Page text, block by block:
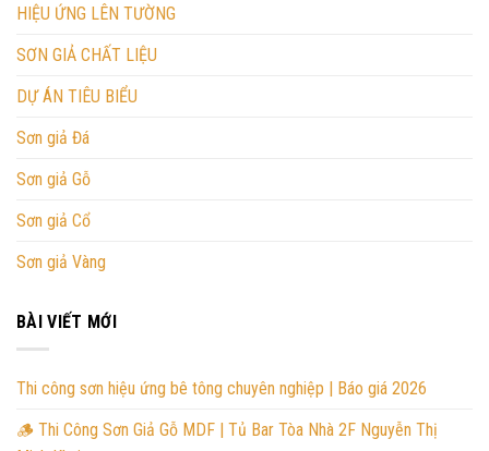
HIỆU ỨNG LÊN TƯỜNG
SƠN GIẢ CHẤT LIỆU
DỰ ÁN TIÊU BIỂU
Sơn giả Đá
Sơn giả Gỗ
Sơn giả Cổ
Sơn giả Vàng
BÀI VIẾT MỚI
Thi công sơn hiệu ứng bê tông chuyên nghiệp | Báo giá 2026
🪵 Thi Công Sơn Giả Gỗ MDF | Tủ Bar Tòa Nhà 2F Nguyễn Thị